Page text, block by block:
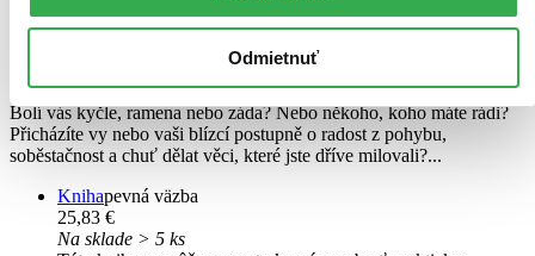
Odmietnuť
Kyčle, ramena, záda pomocí metody FitPainFree®
Bolí vás kyčle, ramena nebo záda? Nebo někoho, koho máte rádi?
Přicházíte vy nebo vaši blízcí postupně o radost z pohybu,
soběstačnost a chuť dělat věci, které jste dříve milovali?...
Knihapevná väzba
25,83 €
Na sklade > 5 ks